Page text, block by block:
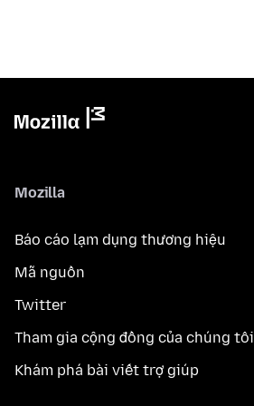
Mozilla
Báo cáo lạm dụng thương hiệu
Mã nguồn
Twitter
Tham gia cộng đồng của chúng tôi
Khám phá bài viết trợ giúp